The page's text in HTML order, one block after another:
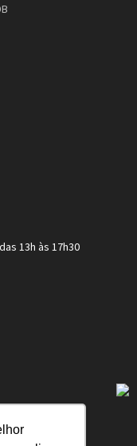
13h às 17h30
LTDA.